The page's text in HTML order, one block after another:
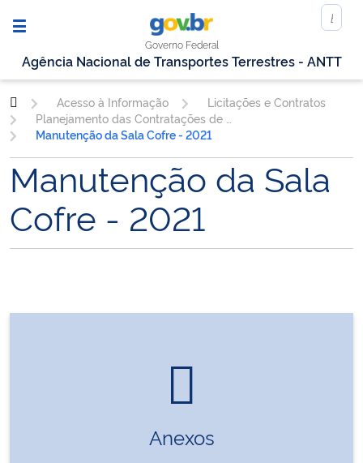
Governo Federal
Agência Nacional de Transportes Terrestres - ANTT
Acesso à Informação
Licitações e Contratos
Manutenção da Sala Cofre - 2021
Manutenção da Sala
Cofre - 2021
Anexos